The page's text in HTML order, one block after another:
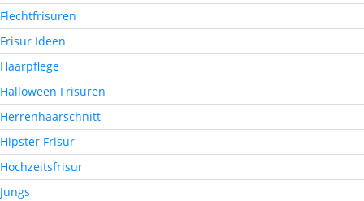
Flechtfrisuren
Frisur Ideen
Haarpflege
Halloween Frisuren
Herrenhaarschnitt
Hipster Frisur
Hochzeitsfrisur
Jungs